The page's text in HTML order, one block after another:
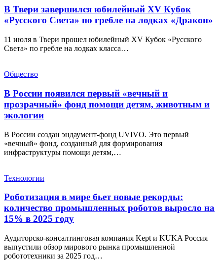
В Твери завершился юбилейный XV Кубок
«Русского Света» по гребле на лодках «Дракон»
11 июля в Твери прошел юбилейный XV Кубок «Русского
Света» по гребле на лодках класса…
Общество
В России появился первый «вечный и
прозрачный» фонд помощи детям, животным и
экологии
В России создан эндаумент-фонд UVIVO. Это первый
«вечный» фонд, созданный для формирования
инфраструктуры помощи детям,…
Технологии
Роботизация в мире бьет новые рекорды:
количество промышленных роботов выросло на
15% в 2025 году
Аудиторско-консалтинговая компания Kept и KUKA Россия
выпустили обзор мирового рынка промышленной
робототехники за 2025 год…